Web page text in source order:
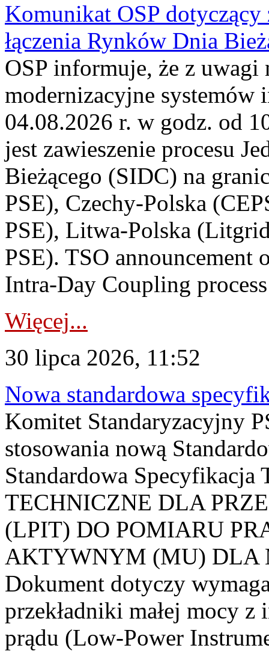
Komunikat OSP dotyczący
łączenia Rynków Dnia
OSP informuje, że z uwagi
modernizacyjne
04.08.2026 r. w godz. od
jest zawieszenie procesu
Bieżącego (SIDC) na
PSE), Czechy-Polska
PSE), Litwa-Polska
PSE). TSO announcement
Intra-Day Coupling
Więcej...
30 lipca 2026, 11:52
Nowa standardowa
Komitet Standaryzacyjny
stosowania nową
Standardowa
TECHNICZNE DLA
(LPIT) DO POMIARU
AKTYWNYM (MU) DLA
Dokument dotyczy
przekładniki małej mocy
prądu (Low-Power